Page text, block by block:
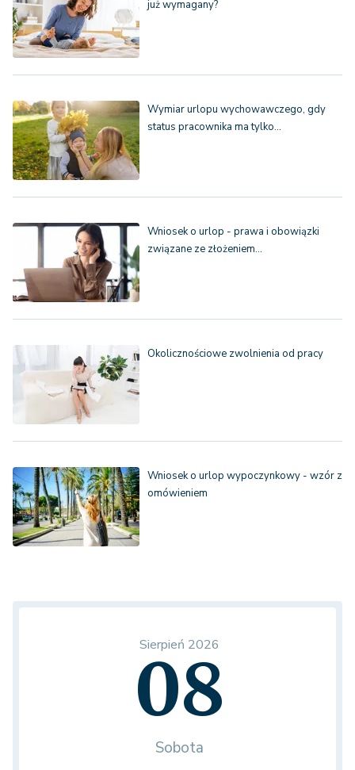
już wymagany?
Wymiar urlopu wychowawczego, gdy
status pracownika ma tylko…
Wniosek o urlop - prawa i obowiązki
związane ze złożeniem…
Okolicznościowe zwolnienia od pracy
Wniosek o urlop wypoczynkowy - wzór z
omówieniem
Sierpień 2026
08
Sobota